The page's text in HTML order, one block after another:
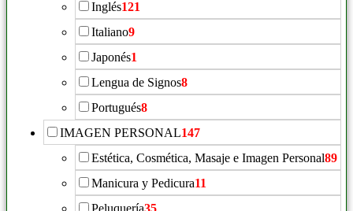
Inglés121
Italiano9
Japonés1
Lengua de Signos8
Portugués8
IMAGEN PERSONAL147
Estética, Cosmética, Masaje e Imagen Personal89
Manicura y Pedicura11